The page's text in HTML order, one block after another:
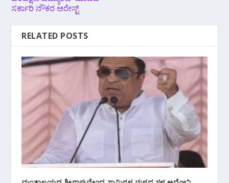
ಸರ್ಕಾರಿ ನೌಕರ ಅರೇಸ್ಟ್
RELATED POSTS